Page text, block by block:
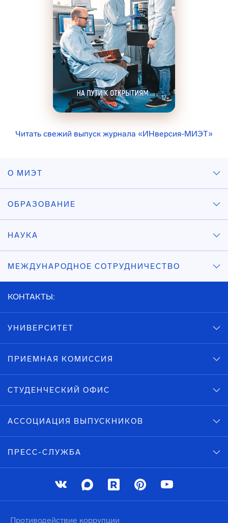
Читать свежий выпуск журнала «ИНверсия-МИЭТ»
О МИЭТ
ОБРАЗОВАНИЕ
НАУКА
МЕЖДУНАРОДНОЕ СОТРУДНИЧЕСТВО
КОНТАКТЫ:
УНИВЕРСИТЕТ
ПРИЕМНАЯ КОМИССИЯ
СТУДЕНЧЕСКИЙ ОФИС
АССОЦИАЦИЯ ВЫПУСКНИКОВ
ПРЕСС-СЛУЖБА
Противодействие коррупции